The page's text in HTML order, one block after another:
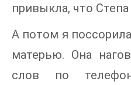
привыкла, что
А потом я
матерью. Она
слов по